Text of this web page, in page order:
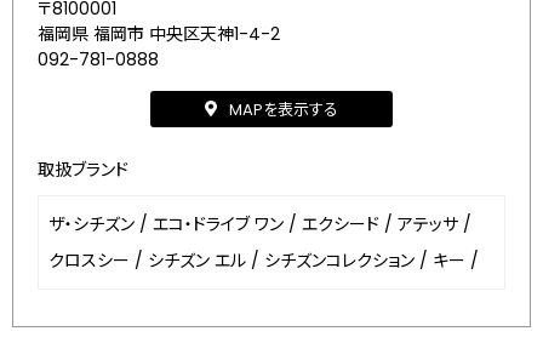
〒8100001
福岡県 福岡市 中央区天神1-4-2
092-781-0888
MAPを表示する
取扱ブランド
ザ・シチズン / エコ・ドライブ ワン / エクシード / アテッサ /
クロスシー / シチズン エル / シチズンコレクション / キー /